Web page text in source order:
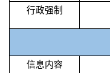
行政强制
信息内容